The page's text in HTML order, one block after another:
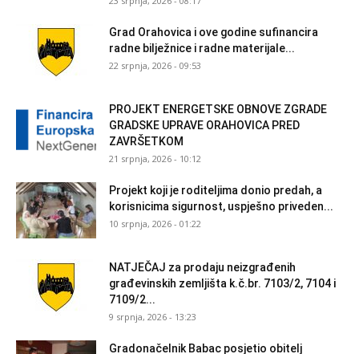
Grad Orahovica i ove godine sufinancira
radne bilježnice i radne materijale...
22 srpnja, 2026 - 09:53
PROJEKT ENERGETSKE OBNOVE ZGRADE
GRADSKE UPRAVE ORAHOVICA PRED
ZAVRŠETKOM
21 srpnja, 2026 - 10:12
Projekt koji je roditeljima donio predah, a
korisnicima sigurnost, uspješno priveden...
10 srpnja, 2026 - 01:22
NATJEČAJ za prodaju neizgrađenih
građevinskih zemljišta k.č.br. 7103/2, 7104 i
7109/2...
9 srpnja, 2026 - 13:23
Gradonačelnik Babac posjetio obitelj